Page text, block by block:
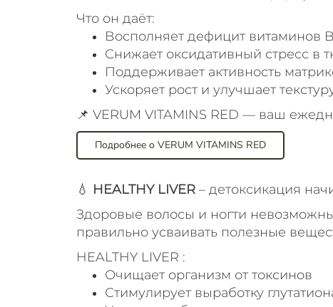
Что он даёт:
Восполняет дефицит витаминов
Снижает оксидативный стресс в
Поддерживает активность
Ускоряет рост и улучшает
📌 VERUM VITAMINS RED — ваш
Подробнее о VERUM VITAMINS RED
💧 HEALTHY LIVER – детоксикация
Здоровые волосы и ногти
правильно усваивать полезные
HEALTHY LIVER :
Очищает организм от токсинов
Стимулирует выработку